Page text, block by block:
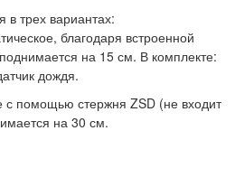
в трех вариантах:
благодаря встроенной
на 15 см. В комплекте:
дождя.
с помощью стержня ZSD (не входит
на 30 см.